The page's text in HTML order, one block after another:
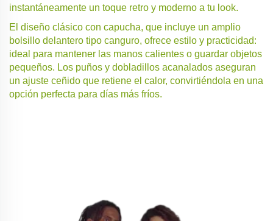
instantáneamente un toque retro y moderno a tu look.
El diseño clásico con capucha, que incluye un amplio
bolsillo delantero tipo canguro, ofrece estilo y practicidad:
ideal para mantener las manos calientes o guardar objetos
pequeños. Los puños y dobladillos acanalados aseguran
un ajuste ceñido que retiene el calor, convirtiéndola en una
opción perfecta para días más fríos.